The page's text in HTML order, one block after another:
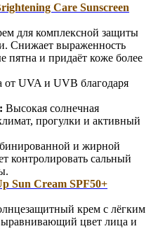
Care Sunscreen
для комплексной защиты
Снижает выраженность
пятна и придаёт коже более
от UVA и UVB благодаря
Высокая солнечная
прогулки и активный
и жирной
контролировать сальный
Sun Cream SPF50+
крем с лёгким
цвет лица и